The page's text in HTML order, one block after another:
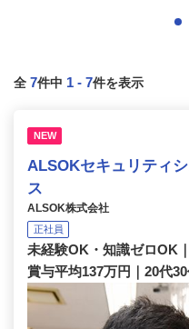
全 7件中 1 - 7件を表示
NEW
ALSOKセキュリティ
ス
ALSOK株式会社
正社員
未経験OK・知識ゼロOK
賞与平均137万円｜20代